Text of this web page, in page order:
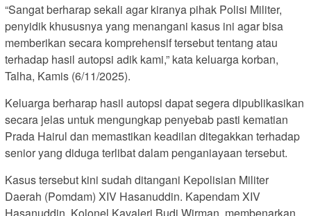
“Sangat berharap sekali agar kiranya pihak Polisi Militer,
penyidik khususnya yang menangani kasus ini agar bisa
memberikan secara komprehensif tersebut tentang atau
terhadap hasil autopsi adik kami,” kata keluarga korban,
Talha, Kamis (6/11/2025).
Keluarga berharap hasil autopsi dapat segera dipublikasikan
secara jelas untuk mengungkap penyebab pasti kematian
Prada Hairul dan memastikan keadilan ditegakkan terhadap
senior yang diduga terlibat dalam penganiayaan tersebut.
Kasus tersebut kini sudah ditangani Kepolisian Militer
Daerah (Pomdam) XIV Hasanuddin. Kapendam XIV
Hasanuddin, Kolonel Kavaleri Budi Wirman, membenarkan